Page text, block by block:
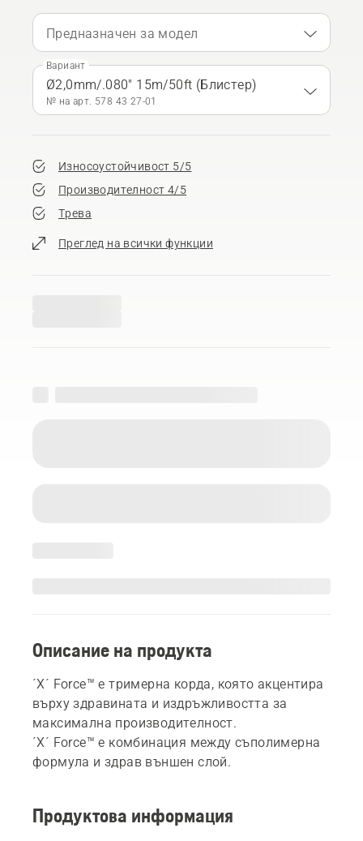
Предназначен за модел
Вариант
Ø2,0mm/.080" 15m/50ft (Блистер)
№ на арт. 578 43 27‑01
Износоустойчивост 5/5
Производителност 4/5
Трева
Преглед на всички функции
Описание на продукта
´X´ Force™ е тримерна корда, която акцентира
върху здравината и издръжливостта за
максимална производителност.
´X´ Force™ е комбинация между съполимерна
формула и здрав външен слой.
Продуктова информация